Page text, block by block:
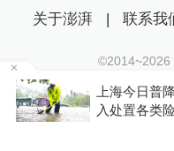
上海今日普
入处置各类
关于澎湃 | 联系我
©2014~2026
沪ICP证：沪B2-
互联网新闻信息
沪公网